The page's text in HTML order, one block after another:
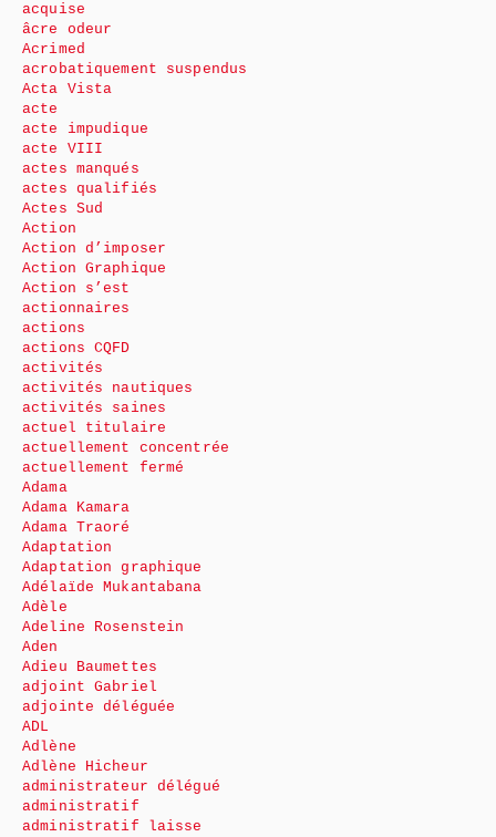
acquise
âcre odeur
Acrimed
acrobatiquement suspendus
Acta Vista
acte
acte impudique
acte VIII
actes manqués
actes qualifiés
Actes Sud
Action
Action d’imposer
Action Graphique
Action s’est
actionnaires
actions
actions CQFD
activités
activités nautiques
activités saines
actuel titulaire
actuellement concentrée
actuellement fermé
Adama
Adama Kamara
Adama Traoré
Adaptation
Adaptation graphique
Adélaïde Mukantabana
Adèle
Adeline Rosenstein
Aden
Adieu Baumettes
adjoint Gabriel
adjointe déléguée
ADL
Adlène
Adlène Hicheur
administrateur délégué
administratif
administratif laisse